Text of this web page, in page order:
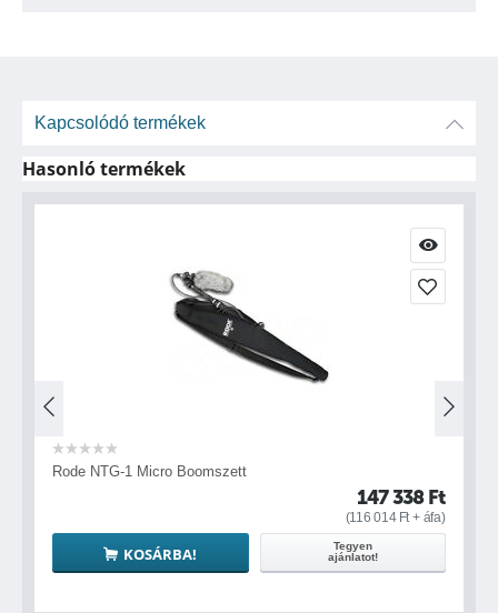
Kapcsolódó termékek
Hasonló termékek
Tegyen
ajánlatot!
KOSÁRBA!